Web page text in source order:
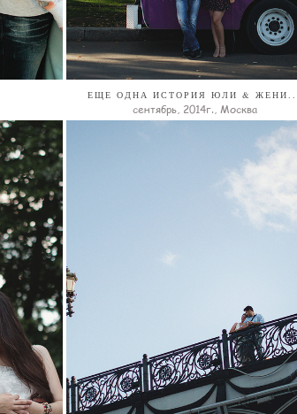
ЕЩЕ ОДНА ИСТОРИЯ ЮЛИ &
сентябрь, 2014г., Москва